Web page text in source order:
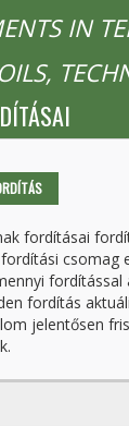
IN
fordításai
fordítással
fordítás
jelentősen